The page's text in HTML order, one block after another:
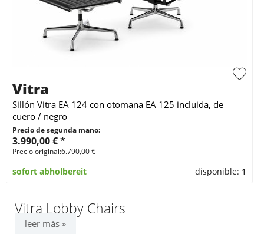
Vitra
Sillón Vitra EA 124 con otomana EA 125 incluida, de
cuero / negro
Precio de segunda mano:
3.990,00 € *
Precio original:6.790,00 €
sofort abholbereit disponible: 1
Vitra Lobby Chairs
leer más »